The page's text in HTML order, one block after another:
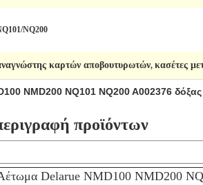
NQ200
καρτών αποβουτυρωτών, κασέτες
NMD200 NQ101 NQ200 A002376
προϊόντων
Delarue NMD100 NMD200